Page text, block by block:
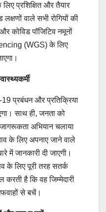
प्रशिक्षित और तैयार
वाले सभी रोगियों की
कोविड पॉजिटिव नमूनों
(WGS) के लिए
19 प्रबंधन और प्रतिक्रिया
साथ ही, जनता को
अभियान चलाया
के लिए अपनाए जाने वाले
में जानकारी दी जाएगी।
के लिए पूरी तरह सतर्क
है कि वह जिम्मेदारी
से बचें।